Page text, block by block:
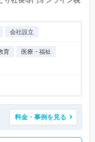
会社設立
育
医療・福祉
料金・事例を見る